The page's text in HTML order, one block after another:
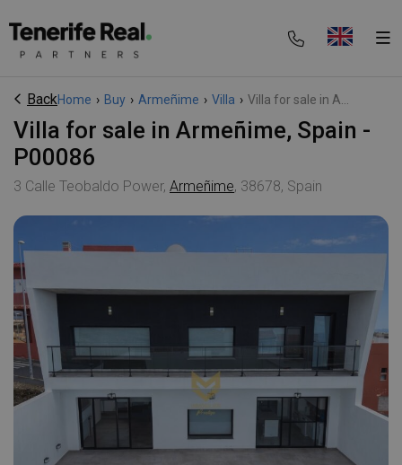
BackHome › Buy › Armeñime › Villa › Villa for sale in A...
Villa for sale in Armeñime, Spain -
P00086
3 Calle Teobaldo Power, Armeñime, 38678, Spain